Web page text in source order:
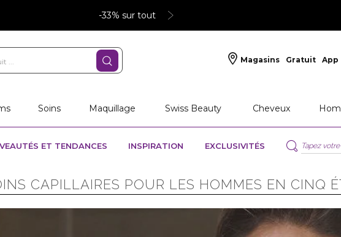
-33% sur tout
Magasins Gratuit App
Soins Maquillage Swiss Beauty Cheveux
ET TENDANCES INSPIRATION EXCLUSIVITÉS
CAPILLAIRES POUR LES HOMMES EN CINQ